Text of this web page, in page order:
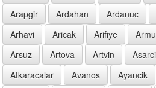
Arapgir
Ardahan Ardanuc
Arhavi
Aricak Arifiye
Arsuz
Artova Artvin
Atkaracalar
Avanos Ayancik